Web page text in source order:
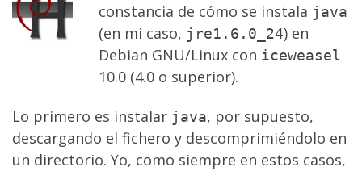
constancia de cómo se instala java
(en mi caso, jre1.6.0_24) en
Debian GNU/Linux con iceweasel
10.0 (4.0 o superior).
Lo primero es instalar java, por supuesto,
descargando el fichero y descomprimiéndolo en
un directorio. Yo, como siempre en estos casos,